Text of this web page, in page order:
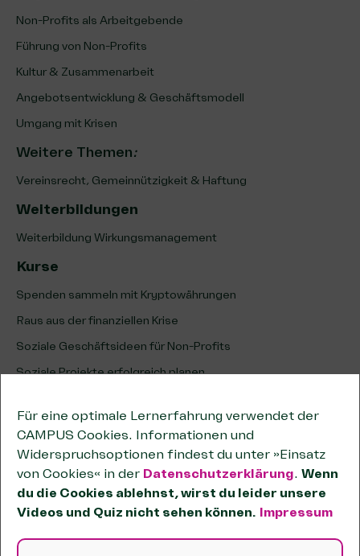
Für eine optimale Lernerfahrung verwendet der
CAMPUS Cookies. Informationen und
Widerspruchsoptionen findest du unter »Einsatz
von Cookies« in der Datenschutzerklärung. Wenn
du die Cookies ablehnst, wirst du leider unsere
Videos und Quiz nicht sehen können. Impressum
Non-Profits als Arbeitgebende
Führung von Non-Profits
Kultur & Zusammenarbeit
Angebotsentwicklung & Geschäftsmodell
Umgang mit Krisen
Weitere Themen:
Vereinsrecht, Gemeinnützigkeit & Haftung
Weiterbildungen
Weiterbildung Wirkungsmanagement
Kurse
Spenden sammeln mit Kryptowährungen
Raus aus der finanziellen Krise
Soziale Geschäftsideen für Non-Profits
Soziale Projekte erfolgreich planen
Unternehmenskooperationen
Kooperationen wirksam planen
Tipps zum wirtschaftlichen Geschäftsbetrieb
Passende Förderstiftungen finden